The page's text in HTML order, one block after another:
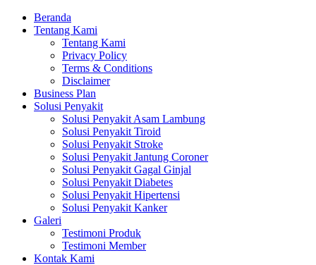
Beranda
Tentang Kami
Tentang Kami
Privacy Policy
Terms & Conditions
Disclaimer
Business Plan
Solusi Penyakit
Solusi Penyakit Asam Lambung
Solusi Penyakit Tiroid
Solusi Penyakit Stroke
Solusi Penyakit Jantung Coroner
Solusi Penyakit Gagal Ginjal
Solusi Penyakit Diabetes
Solusi Penyakit Hipertensi
Solusi Penyakit Kanker
Galeri
Testimoni Produk
Testimoni Member
Kontak Kami